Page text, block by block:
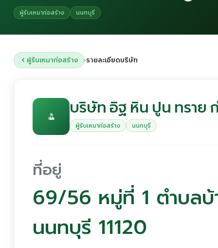
ผู้รับเหมาก่อสร้าง นนทบุรี
ผู้รับเหมาก่อสร้าง ›รายละเอียดบริษัท
บริษัท อิฐ หิน ปูน ทราย
ผู้รับเหมาก่อสร้าง นนทบุรี
ที่อยู่
69/56 หมู่ที่ 1 ตำบลบ้
นนทบุรี 11120